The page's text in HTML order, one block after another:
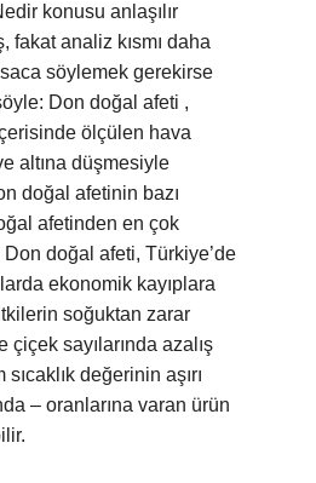
konusu anlaşılır
fakat analiz kısmı daha
söylemek gerekirse
Don doğal afeti ,
ölçülen hava
altına düşmesiyle
doğal afetinin bazı
afetinden en çok
doğal afeti, Türkiye’de
ekonomik kayıplara
soğuktan zarar
sayılarında azalış
değerinin aşırı
– oranlarına varan ürün